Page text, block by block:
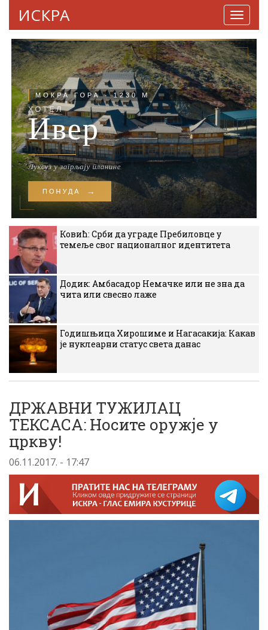
ИСКРА
Ковић: Срби да уграде Пребиловце у
темеље свог националног идентитета
Додик: Амбасадор Немачке или не зна да
чита или свесно лаже
Годишњица Хирошиме и Нагасакија: Какав
је нуклеарни статус света данас
ДРЖАВНИ ТУЖИЛАЦ
ТЕКСАСА: Носите оружје у
цркву!
06.11.2017. - 17:47